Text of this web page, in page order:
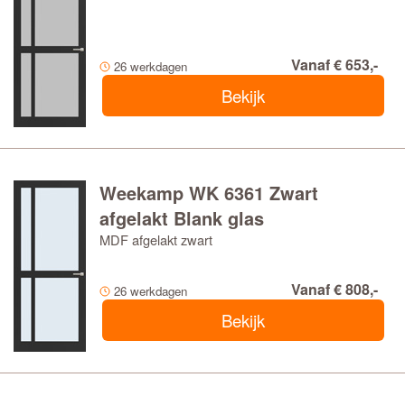
26 werkdagen Vanaf € 653,-
Bekijk
Weekamp WK 6361 Zwart
afgelakt Blank glas
MDF afgelakt zwart
26 werkdagen Vanaf € 808,-
Bekijk